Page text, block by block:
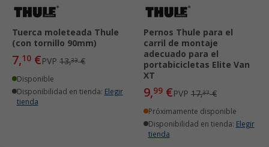
Tuerca moleteada Thule
(con tornillo 90mm)
7,10 €PVP 13,33€
Disponible
Disponibilidad en tienda: Elegir
tienda
Pernos Thule para el
carril de montaje
adecuado para el
portabicicletas Elite Van
XT
9,99 €PVP 17,37€
Próximamente disponible
Disponibilidad en tienda: Elegir
tienda